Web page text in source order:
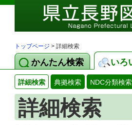
トップページ > 詳細検索
かんたん検索 いろ
詳細検索 典拠検索 NDC分類検索
詳細検索